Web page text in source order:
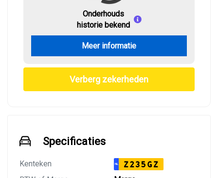
Onderhouds
historie bekend
Meer informatie
Verberg zekerheden
Specificaties
Kenteken NL Z235GZ